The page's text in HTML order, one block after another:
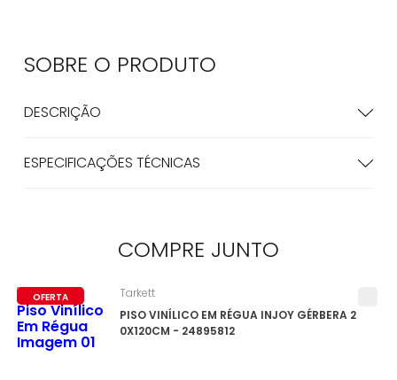
SOBRE O PRODUTO
DESCRIÇÃO
ESPECIFICAÇÕES TÉCNICAS
COMPRE JUNTO
OFERTA
PISO VINÍLICO EM RÉGUA INJOY GÉRBERA 2
0X120CM - 24895812
Tarkett